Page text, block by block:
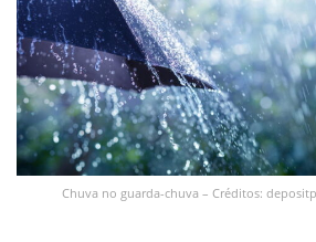
Chuva no guarda-chuva – Créditos: